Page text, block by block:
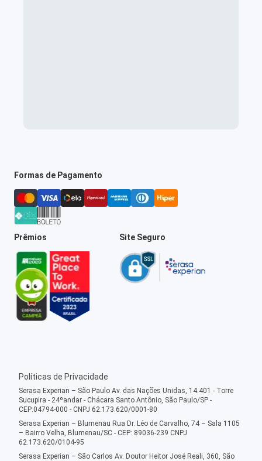
Formas de Pagamento
Prêmios Site Seguro
Políticas de Privacidade
Serasa Experian – São Paulo Av. das Nações Unidas, 14.401 - Torre
Sucupira - 24ºandar - Chácara Santo Antônio, São Paulo/SP -
CEP:04794-000 - CNPJ 62.173.620/0001-80
Serasa Experian – Blumenau Rua Dr. Léo de Carvalho, 74 – Sala 1105
– Bairro Velha, Blumenau/SC - CEP: 89036-239 CNPJ
62.173.620/0104-95
Serasa Experian – São Carlos Av. Doutor Heitor José Reali, 360, São